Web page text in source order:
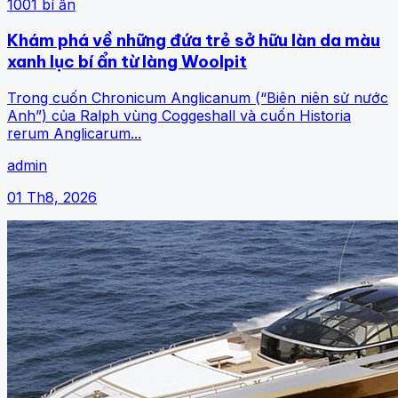
1001 bí ẩn
Khám phá về những đứa trẻ sở hữu làn da màu
xanh lục bí ẩn từ làng Woolpit
Trong cuốn Chronicum Anglicanum (“Biên niên sử nước
Anh”) của Ralph vùng Coggeshall và cuốn Historia
rerum Anglicarum...
admin
01 Th8, 2026